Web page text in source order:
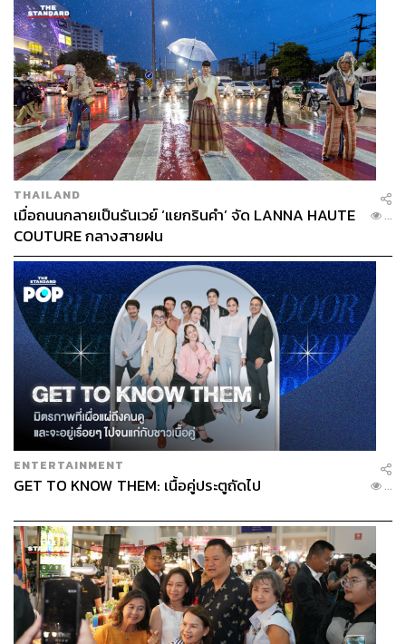
THAILAND
เมื่อถนนกลายเป็นรันเวย์ ‘แยกรินคำ’ จัด LANNA HAUTE
COUTURE กลางสายฝน
...
ENTERTAINMENT
GET TO KNOW THEM: เนื้อคู่ประตูถัดไป ...